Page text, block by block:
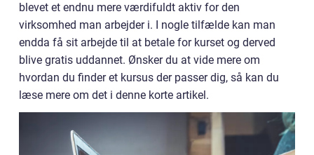
blevet et endnu mere værdifuldt aktiv for den
virksomhed man arbejder i. I nogle tilfælde kan man
endda få sit arbejde til at betale for kurset og derved
blive gratis uddannet. Ønsker du at vide mere om
hvordan du finder et kursus der passer dig, så kan du
læse mere om det i denne korte artikel.